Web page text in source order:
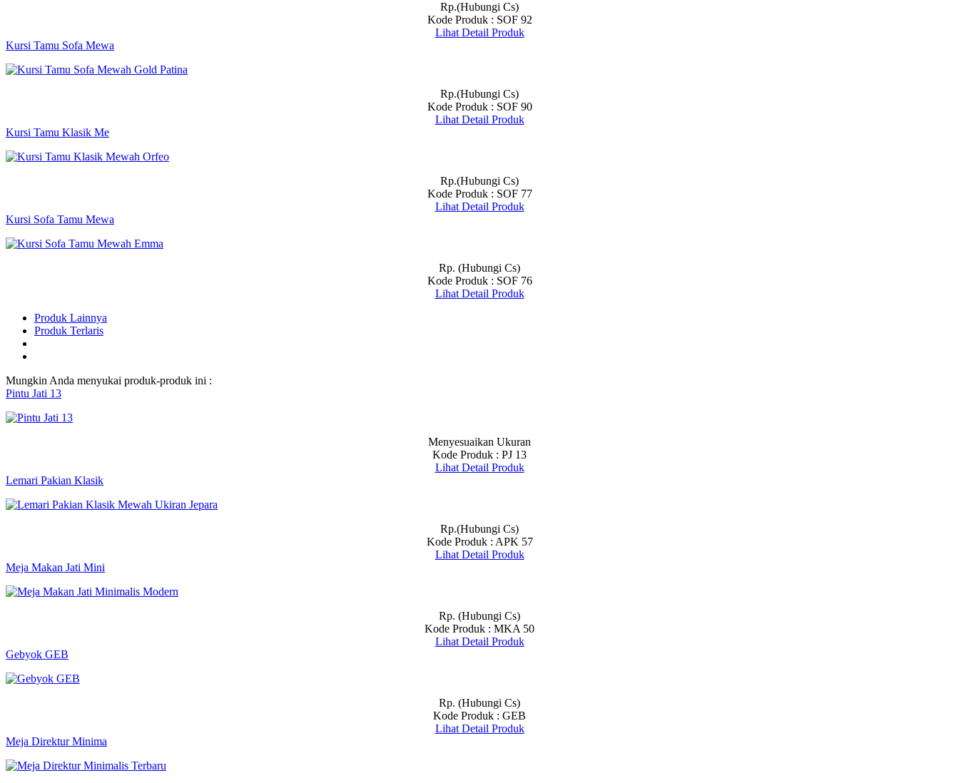
Rp.(Hubungi Cs)
Kode Produk : SOF 92
Lihat Detail Produk
Kursi Tamu Sofa Mewa
Rp.(Hubungi Cs)
Kode Produk : SOF 90
Lihat Detail Produk
Kursi Tamu Klasik Me
Rp.(Hubungi Cs)
Kode Produk : SOF 77
Lihat Detail Produk
Kursi Sofa Tamu Mewa
Rp. (Hubungi Cs)
Kode Produk : SOF 76
Lihat Detail Produk
Produk Lainnya
Produk Terlaris
Mungkin Anda menyukai produk-produk ini :
Pintu Jati 13
Menyesuaikan Ukuran
Kode Produk : PJ 13
Lihat Detail Produk
Lemari Pakian Klasik
Rp.(Hubungi Cs)
Kode Produk : APK 57
Lihat Detail Produk
Meja Makan Jati Mini
Rp. (Hubungi Cs)
Kode Produk : MKA 50
Lihat Detail Produk
Gebyok GEB
Rp. (Hubungi Cs)
Kode Produk : GEB
Lihat Detail Produk
Meja Direktur Minima